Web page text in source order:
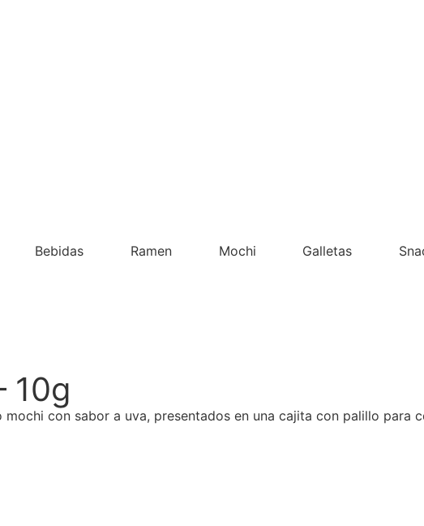
Bebidas Ramen Mochi Galletas
10g
con sabor a uva, presentados en una cajita con palillo para